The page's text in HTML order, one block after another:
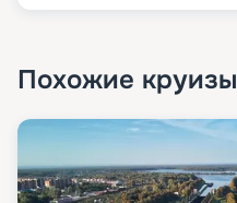
Похожие круизы